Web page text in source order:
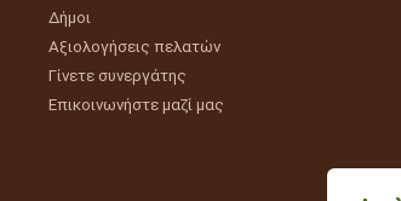
Δήμοι
Αξιολογήσεις πελατών
Γίνετε συνεργάτης
Επικοινωνήστε μαζί μας